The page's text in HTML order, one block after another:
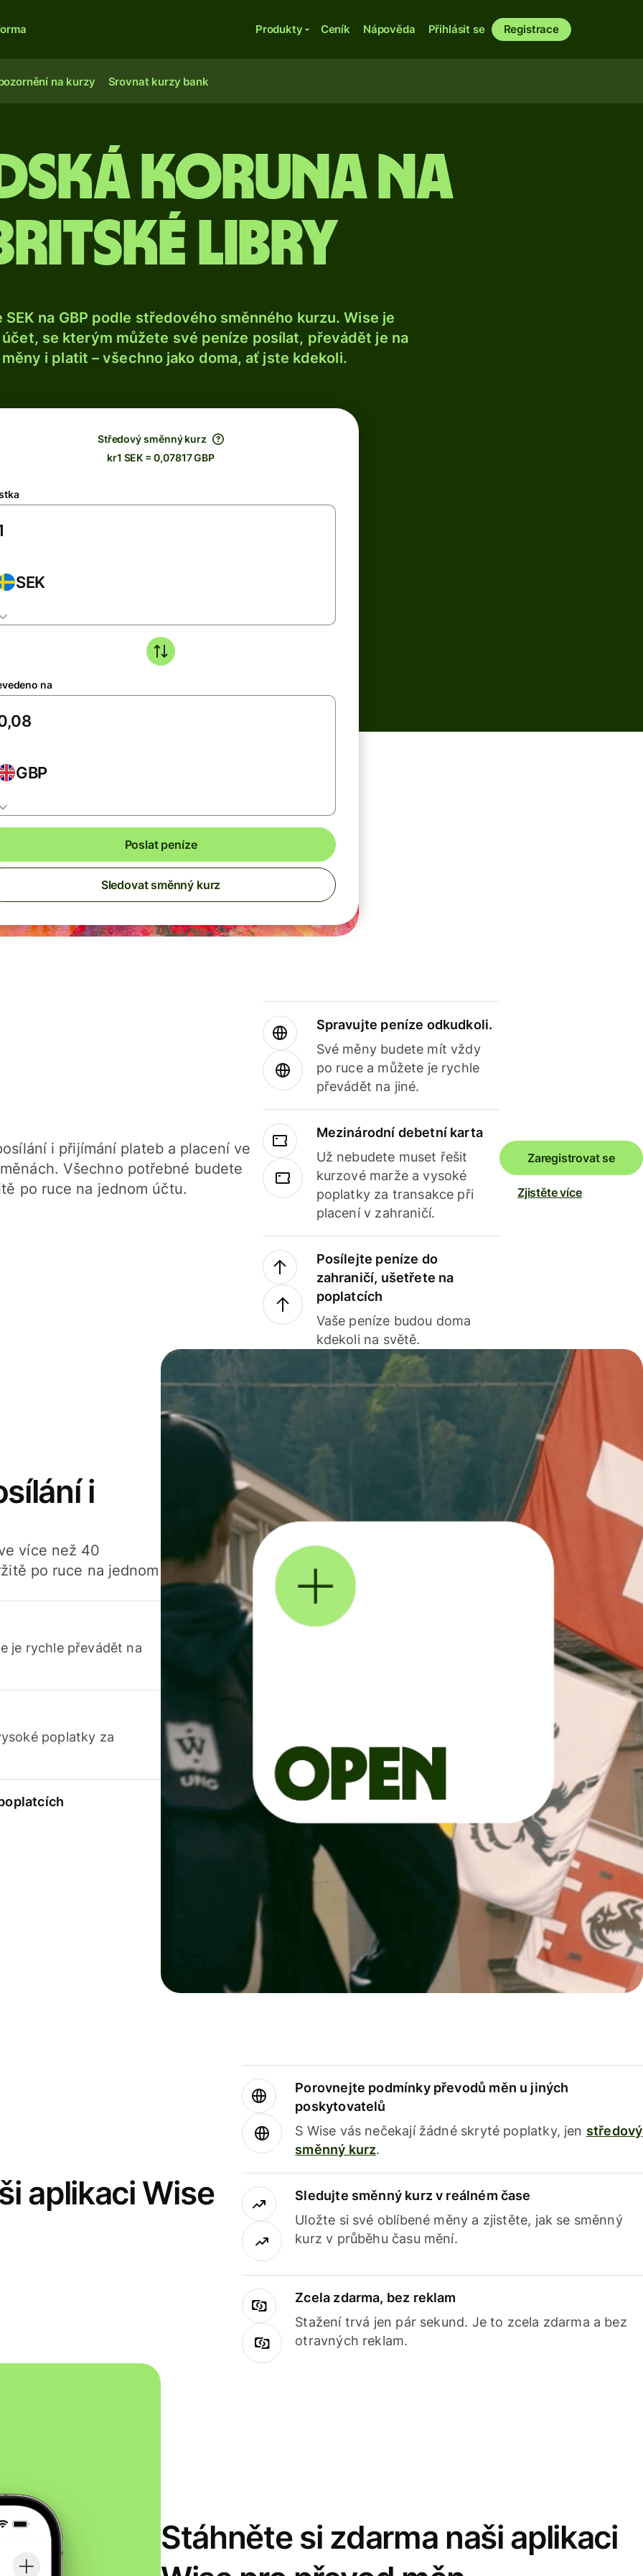
Produkty Ceník Nápověda Přihlásit se Registrace
na kurzy Srovnat kurzy bank
koruna na
libry
na GBP podle středového směnného kurzu. Wise je
se kterým můžete své peníze posílat, převádět je na
i platit – všechno jako doma, ať jste kdekoli.
Středový směnný kurz
kr1 SEK = 0,07817 GBP
SEK
na
GBP
Poslat peníze
Sledovat směnný kurz
i přijímání plateb a placení ve
Všechno potřebné budete
po ruce na jednom účtu.
Spravujte peníze odkudkoli.
Své měny budete mít vždy
po ruce a můžete je rychle
převádět na jiné.
Mezinárodní debetní karta
Už nebudete muset řešit
kurzové marže a vysoké
poplatky za transakce při
placení v zahraničí.
Posílejte peníze do
zahraničí, ušetřete na
poplatcích
Vaše peníze budou doma
kdekoli na světě.
Zaregistrovat se
Zjistěte více
i
více než 40
po ruce na jednom
je rychle převádět na
poplatky za
aplikaci Wise
Porovnejte podmínky převodů měn u jiných
poskytovatelů
S Wise vás nečekají žádné skryté poplatky, jen středový
směnný kurz.
Sledujte směnný kurz v reálném čase
Uložte si své oblíbené měny a zjistěte, jak se směnný
kurz v průběhu času mění.
Zcela zdarma, bez reklam
Stažení trvá jen pár sekund. Je to zcela zdarma a bez
otravných reklam.
Stáhněte si zdarma naši aplikaci